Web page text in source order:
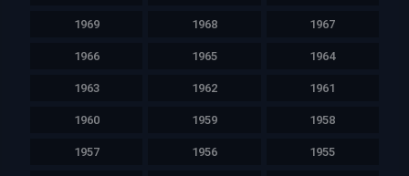
1969 1968 1967
1966 1965 1964
1963 1962 1961
1960 1959 1958
1957 1956 1955